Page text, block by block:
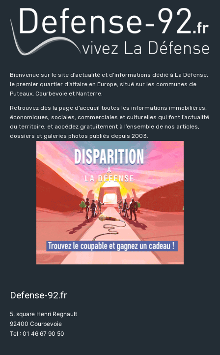
Bienvenue sur le site d’actualité et d’informations dédié à La Défense,
le premier quartier d’affaire en Europe, situé sur les communes de
Puteaux, Courbevoie et Nanterre.
Retrouvez dès la page d’accueil toutes les informations immobilières,
économiques, sociales, commerciales et culturelles qui font l’actualité
du territoire, et accédez gratuitement à l’ensemble de nos articles,
dossiers et galeries photos publiés depuis 2003.
Defense-92.fr
5, square Henri Regnault
92400 Courbevoie
Tel : 01 46 67 90 50